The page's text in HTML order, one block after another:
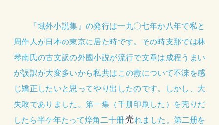
『域外小説集』の発行は一九〇七年か八年で私と
周作人が日本の東京に居た時です。その時支那では林
琴南氏の古文訳の外國小説が流行で文章は成程うまい
が誤訳が大変多いから私共はこの燾について不淶を感
じ矯正したいと思ってやり出したのです。しかし、大
失敗でありました。第一集（千册印刷した）を壳りだ
したら半ケ年たって焠角二十册
れました。第二册を